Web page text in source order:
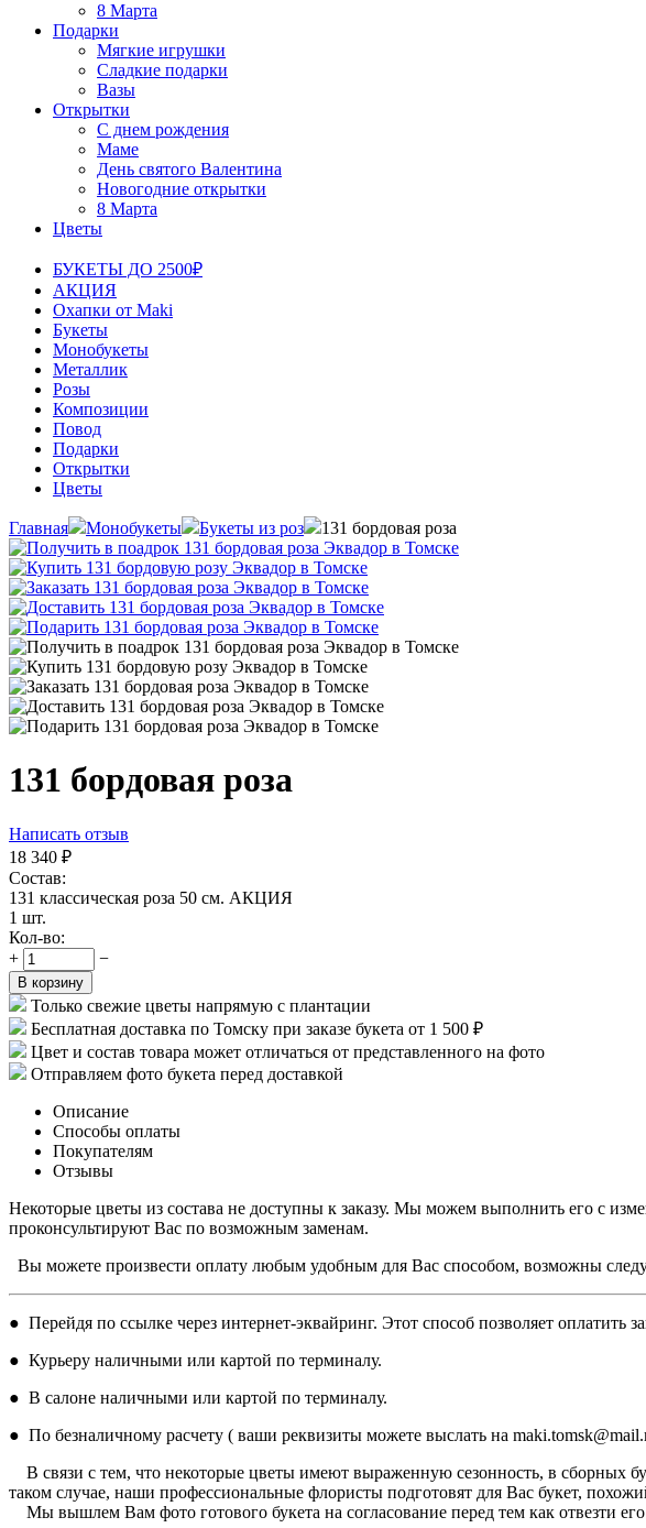
8 Марта
Подарки
Мягкие игрушки
Сладкие подарки
Вазы
Открытки
С днем рождения
Маме
День святого Валентина
Новогодние открытки
8 Марта
Цветы
БУКЕТЫ ДО 2500₽
АКЦИЯ
Охапки от Maki
Букеты
Монобукеты
Металлик
Розы
Композиции
Повод
Подарки
Открытки
Цветы
Главная Монобукеты Букеты из роз 131 бордовая роза
131 бордовая роза
Написать отзыв
18 340 ₽
Состав:
131 классическая роза 50 см. АКЦИЯ
1 шт.
Кол-во:
+
−
В корзину
Только свежие цветы напрямую с плантации
Бесплатная доставка по Томску при заказе букета от 1 500 ₽
Цвет и состав товара может отличаться от представленного на фото
Отправляем фото букета перед доставкой
Описание
Способы оплаты
Покупателям
Отзывы
Некоторые цветы из состава не доступны к заказу. Мы можем выполнить его с
проконсультируют Вас по возможным заменам.
Вы можете произвести оплату любым удобным для Вас способом, возможны
● Перейдя по ссылке через интернет-эквайринг. Этот способ позволяет
● Курьеру наличными или картой по терминалу.
● В салоне наличными или картой по терминалу.
● По безналичному расчету ( ваши реквизиты можете выслать на
В связи с тем, что некоторые цветы имеют выраженную сезонность, в сборных
таком случае, наши профессиональные флористы подготовят для Вас букет,
Мы вышлем Вам фото готового букета на согласование перед тем как отвезти